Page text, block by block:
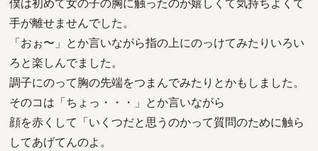
手が離せませんでした。
「おぉ〜」とか言いながら指の上にのっけてみたりいろい
ろと楽しんでました。
調子にのって胸の先端をつまんでみたりとかもしました。
そのコは「ちょっ・・・」とか言いながら
顔を赤くして「いくつだと思うのかって質問のために触ら
してあげてんのよ。